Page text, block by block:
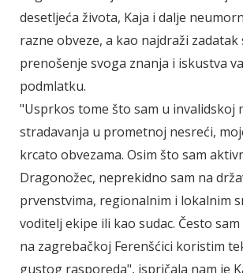
desetljeća života, Kaja i dalje
razne obveze, a kao najdraži zadatak
prenošenje svoga znanja i iskustva
podmlatku.
"Usprkos tome što sam u invalidskoj
stradavanja u prometnoj nesreći,
krcato obvezama. Osim što sam
Dragonožec, neprekidno sam na
prvenstvima, regionalnim i lokalnim
voditelj ekipe ili kao sudac. Često
na zagrebačkoj Ferenšćici koristim
gustog rasporeda", ispričala nam je